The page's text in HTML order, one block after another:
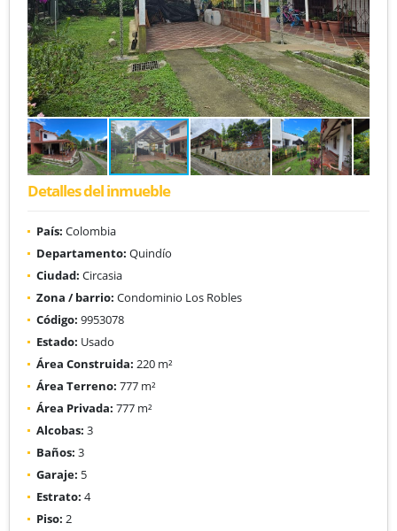
Detalles del inmueble
País: Colombia
Departamento: Quindío
Ciudad: Circasia
Zona / barrio: Condominio Los Robles
Código: 9953078
Estado: Usado
Área Construida: 220 m²
Área Terreno: 777 m²
Área Privada: 777 m²
Alcobas: 3
Baños: 3
Garaje: 5
Estrato: 4
Piso: 2